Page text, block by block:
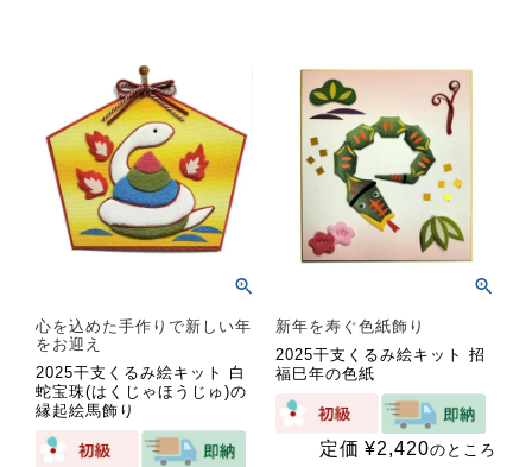
心を込めた手作りで新しい年
をお迎え
2025干支くるみ絵キット 白
蛇宝珠(はくじゃほうじゅ)の
縁起絵馬飾り
新年を寿ぐ色紙飾り
2025干支くるみ絵キット 招
福巳年の色紙
定価 ¥2,420のところ